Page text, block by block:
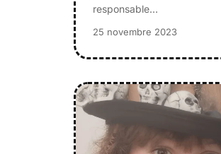
responsable…
25 novembre 2023